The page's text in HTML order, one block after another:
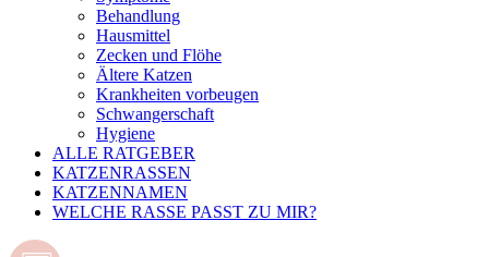
Behandlung
Hausmittel
Zecken und Flöhe
Ältere Katzen
Krankheiten vorbeugen
Schwangerschaft
Hygiene
ALLE RATGEBER
KATZENRASSEN
KATZENNAMEN
WELCHE RASSE PASST ZU MIR?